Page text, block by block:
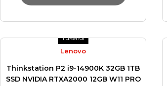
Tükendi
Lenovo
Thinkstation P2 i9-14900K 32GB 1TB
SSD NVIDIA RTXA2000 12GB W11 PRO